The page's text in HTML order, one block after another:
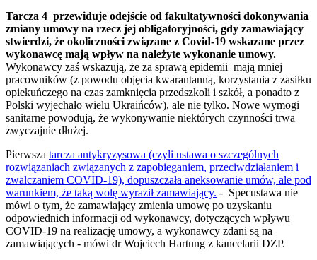
Tarcza 4 przewiduje odejście od fakultatywności dokonywania
zmiany umowy na rzecz jej obligatoryjności, gdy zamawiający
stwierdzi, że okoliczności związane z Covid-19 wskazane przez
wykonawcę mają wpływ na należyte wykonanie umowy.
Wykonawcy zaś wskazują, że za sprawą epidemii mają mniej
pracowników (z powodu objęcia kwarantanną, korzystania z zasiłku
opiekuńczego na czas zamknięcia przedszkoli i szkół, a ponadto z
Polski wyjechało wielu Ukraińców), ale nie tylko. Nowe wymogi
sanitarne powodują, że wykonywanie niektórych czynności trwa
zwyczajnie dłużej.
Pierwsza tarcza antykryzysowa (czyli ustawa o szczególnych
rozwiązaniach związanych z zapobieganiem, przeciwdziałaniem i
zwalczaniem COVID-19), dopuszczała aneksowanie umów, ale pod
warunkiem, że taką wolę wyraził zamawiający. - Specustawa nie
mówi o tym, że zamawiający zmienia umowę po uzyskaniu
odpowiednich informacji od wykonawcy, dotyczących wpływu
COVID-19 na realizację umowy, a wykonawcy zdani są na
zamawiających - mówi dr Wojciech Hartung z kancelarii DZP.